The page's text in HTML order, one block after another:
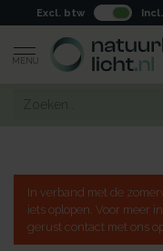
Excl. btw
MENU
In verband met de
iets oplopen. Voor meer
gerust contact met ons